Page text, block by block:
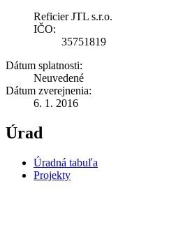
Reficier JTL s.r.o.
IČO:
35751819
Dátum splatnosti:
Neuvedené
Dátum zverejnenia:
6. 1. 2016
Úrad
Úradná tabuľa
Projekty